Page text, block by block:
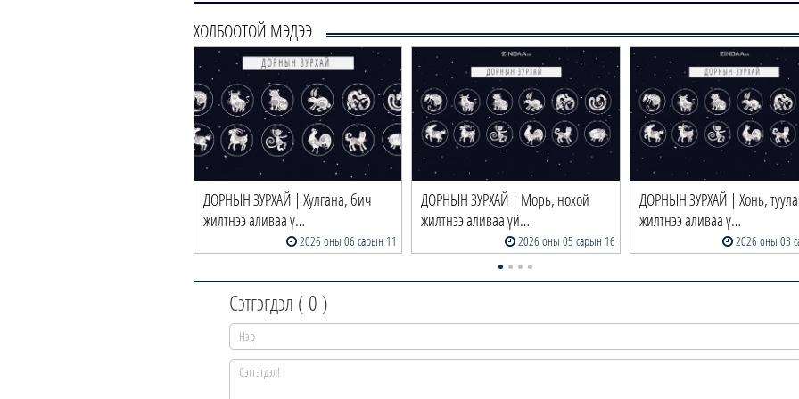
ХОЛБООТОЙ МЭДЭЭ
ДОРНЫН ЗУРХАЙ | Хулгана, бич
жилтнээ аливаа ү…
2026 оны 06 сарын 11
ДОРНЫН ЗУРХАЙ | Морь, нохой
жилтнээ аливаа үй…
2026 оны 05 сарын 16
ДОРНЫН ЗУРХАЙ | Хонь,
жилтнээ аливаа ү…
2026 оны 03
Сэтгэгдэл ( 0 )